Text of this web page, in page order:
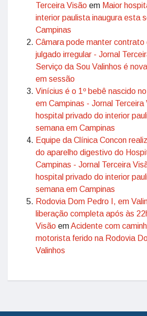
Terceira Visão em Maior
interior paulista inaugura esta
Campinas
Câmara pode manter contrato
julgado irregular - Jornal
Serviço da Sou Valinhos é
em sessão
Vinícius é o 1º bebê nascido
em Campinas - Jornal Terceira
hospital privado do interior
semana em Campinas
Equipe da Clínica Concon
do aparelho digestivo do
Campinas - Jornal Terceira
hospital privado do interior
semana em Campinas
Rodovia Dom Pedro I, em
liberação completa após às
Visão emAcidente com
motorista ferido na Rodovia
Valinhos